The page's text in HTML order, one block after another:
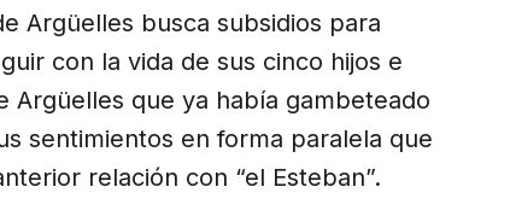
Argüelles busca subsidios para
con la vida de sus cinco hijos e
Argüelles que ya había gambeteado
sentimientos en forma paralela que
relación con “el Esteban”.